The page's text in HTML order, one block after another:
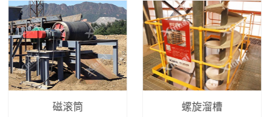
磁滚筒 螺旋溜槽